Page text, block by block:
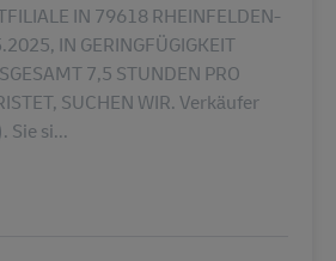
IN 79618 RHEINFELDEN-
IN GERINGFÜGIGKEIT
7,5 STUNDEN PRO
SUCHEN WIR. Verkäufer
Sie si...